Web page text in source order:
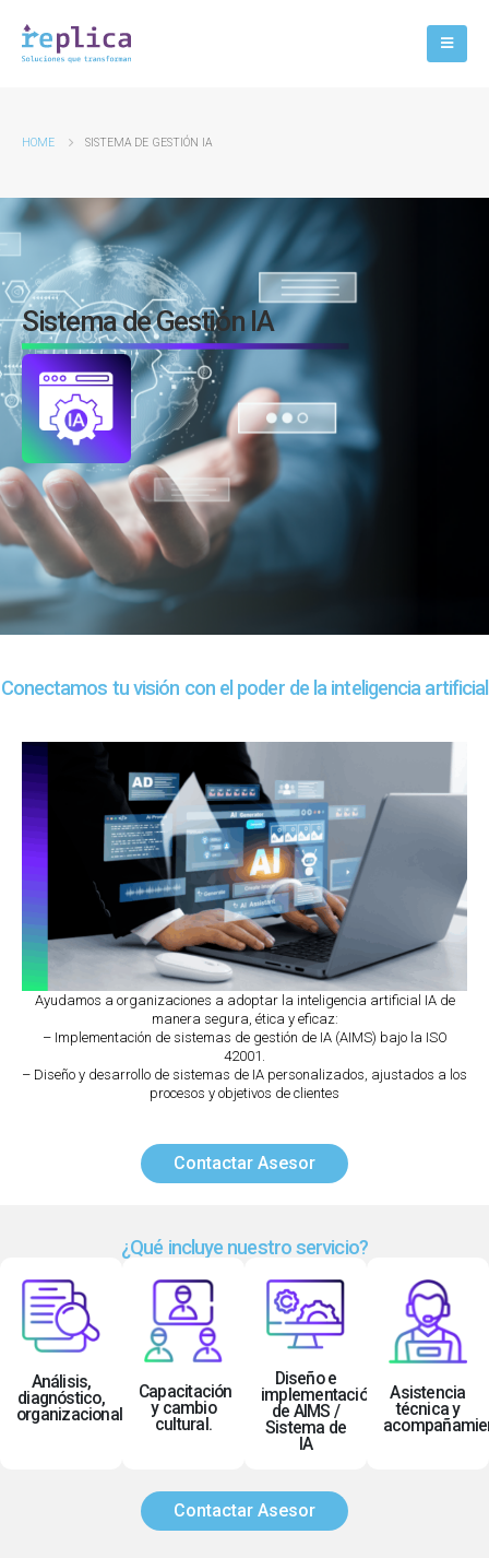
HOME SISTEMA DE GESTIÓN IA
Sistema de Gestión IA
Conectamos tu visión con el poder de la inteligencia artificial
Ayudamos a organizaciones a adoptar la inteligencia artificial IA de
manera segura, ética y eficaz:
– Implementación de sistemas de gestión de IA (AIMS) bajo la ISO
42001.
– Diseño y desarrollo de sistemas de IA personalizados, ajustados a los
procesos y objetivos de clientes
Contactar Asesor
¿Qué incluye nuestro servicio?
Análisis,
diagnóstico,
organizacional.
Capacitación
y cambio
cultural.
Diseño e
implementación
de AIMS /
Sistema de
IA
Asistencia
técnica y
Contactar Asesor